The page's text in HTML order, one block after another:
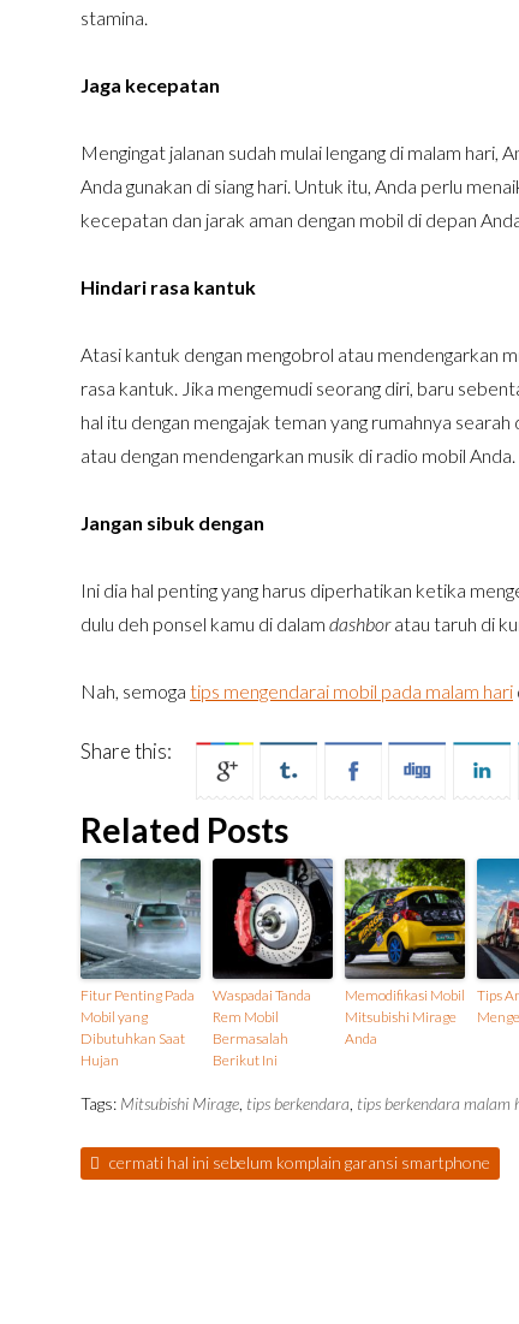
stamina.
Jaga kecepatan
Mengingat jalanan sudah mulai lengang di malam
Anda gunakan di siang hari. Untuk itu, Anda perlu
kecepatan dan jarak aman dengan mobil di depan
Hindari rasa kantuk
Atasi kantuk dengan mengobrol atau mendengarkan
rasa kantuk. Jika mengemudi seorang diri, baru
hal itu dengan mengajak teman yang rumahnya
atau dengan mendengarkan musik di radio mobil Anda.
Jangan sibuk dengan
Ini dia hal penting yang harus diperhatikan ketika
dulu deh ponsel kamu di dalam dashboratau taruh di
Nah, semoga tips mengendarai mobil pada malam hari
Share this:
Related Posts
Fitur Penting Pada
Mobil yang
Dibutuhkan Saat
Hujan
Waspadai Tanda
Rem Mobil
Bermasalah
Berikut Ini
Memodifikasi Mobil
Mitsubishi Mirage
Anda
Tips
Tags: Mitsubishi Mirage, tips berkendara, tips berkendara malam
cermati hal ini sebelum komplain garansi smartphone